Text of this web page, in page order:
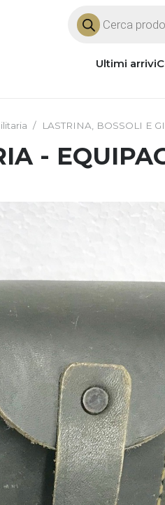
Products
search
Ultimi arrivi
/ LASTRINA, BOSSOLI E
-